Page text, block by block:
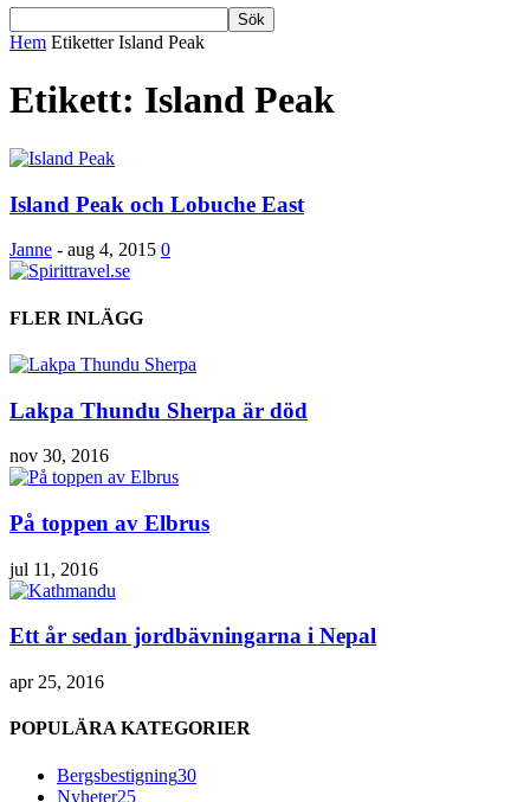
Hem Etiketter Island Peak
Etikett: Island Peak
Island Peak och Lobuche East
Janne - aug 4, 2015 0
FLER INLÄGG
Lakpa Thundu Sherpa är död
nov 30, 2016
På toppen av Elbrus
jul 11, 2016
Ett år sedan jordbävningarna i Nepal
apr 25, 2016
POPULÄRA KATEGORIER
Bergsbestigning30
Nyheter25